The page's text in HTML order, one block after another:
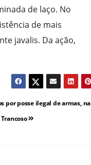
de laço. No
de mais
javalis. Da ação,
por posse ilegal de armas, na